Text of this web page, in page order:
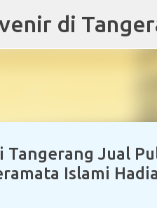
Tangerang Jual
Islami